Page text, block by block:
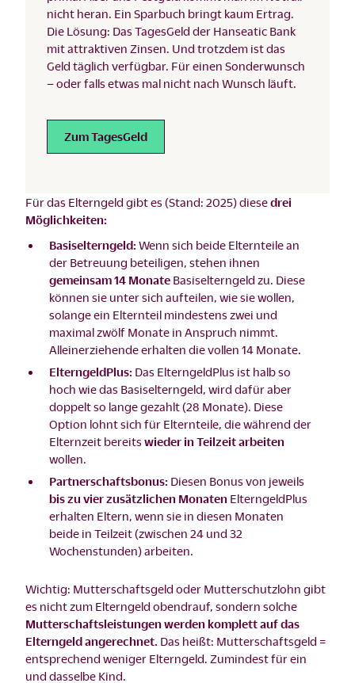
nicht heran. Ein Sparbuch bringt kaum Ertrag.
Die Lösung: Das TagesGeld der Hanseatic Bank
mit attraktiven Zinsen. Und trotzdem ist das
Geld täglich verfügbar. Für einen Sonderwunsch
– oder falls etwas mal nicht nach Wunsch läuft.
Zum TagesGeld
Für das Elterngeld gibt es (Stand: 2025) diesedrei
Möglichkeiten:
Basiselterngeld: Wenn sich beide Elternteile an
der Betreuung beteiligen, stehen ihnen
gemeinsam 14 Monate Basiselterngeld zu. Diese
können sie unter sich aufteilen, wie sie wollen,
solange ein Elternteil mindestens zwei und
maximal zwölf Monate in Anspruch nimmt.
Alleinerziehende erhalten die vollen 14 Monate.
ElterngeldPlus: Das ElterngeldPlus ist halb so
hoch wie das Basiselterngeld, wird dafür aber
doppelt so lange gezahlt (28 Monate). Diese
Option lohnt sich für Elternteile, die während der
Elternzeit bereits wieder in Teilzeit arbeiten
wollen.
Partnerschaftsbonus: Diesen Bonus von jeweils
bis zu vier zusätzlichen Monaten ElterngeldPlus
erhalten Eltern, wenn sie in diesen Monaten
beide in Teilzeit (zwischen 24 und 32
Wochenstunden) arbeiten.
Wichtig: Mutterschaftsgeld oder Mutterschutzlohn gibt
es nicht zum Elterngeld obendrauf, sondern solche
Mutterschaftsleistungen werden komplett auf das
Elterngeld angerechnet. Das heißt: Mutterschaftsgeld =
entsprechend weniger Elterngeld. Zumindest für ein
und dasselbe Kind.